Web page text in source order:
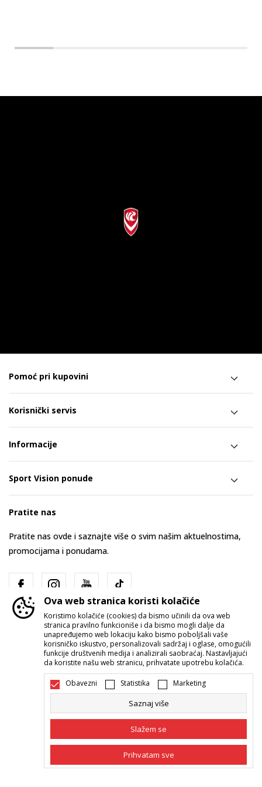
Pomoć pri kupovini
Korisnički servis
Informacije
Sport Vision ponude
Pratite nas
Pratite nas ovde i saznajte više o svim našim aktuelnostima,
promocijama i ponudama.
Srbija Promenite
Nastojimo da budemo što precizniji u opisu proizvoda, prikazu slika i
samih cena, ali ne možemo garantovati da su sve informacije kompletne i
bez grešaka. Svi artikli prikazani na sajtu su deo naše ponude i ne
Ova web stranica koristi kolačiće
Koristimo kolačiće (cookies) da bismo učinili da ova web
stranica pravilno funkcioniše i da bismo mogli dalje da
unapređujemo web lokaciju kako bismo poboljšali vaše
korisničko iskustvo, personalizovali sadržaj i oglase, omogućili
funkcije društvenih medija i analizirali saobraćaj. Nastavljajući
da koristite našu web stranicu, prihvatate upotrebu kolačića.
Obavezni Statistika Marketing
Saznaj više
Slažem se
Prihvatam sve